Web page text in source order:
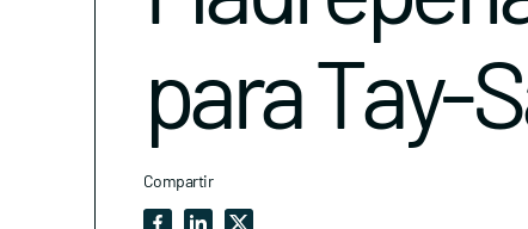
para Tay-
Compartir